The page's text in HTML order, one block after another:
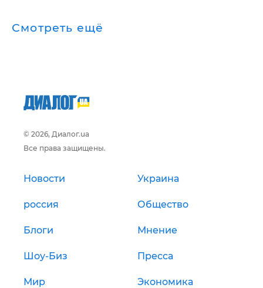
Смотреть ещё
© 2026, Диалог.ua
Все права защищены.
Новости Украина
россия Общество
Блоги Мнение
Шоу-Биз Пресса
Мир Экономика